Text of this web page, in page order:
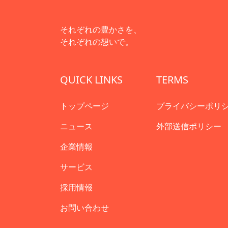
それぞれの豊かさを、
それぞれの想いで。
QUICK LINKS
トップページ
ニュース
企業情報
サービス
採用情報
お問い合わせ
TERMS
プライバシーポリ
外部送信ポリシー